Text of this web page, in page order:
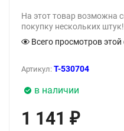
На этот товар возможна
покупку нескольких штук!
Всего просмотров
Артикул: T-530704
в наличии
1 141 ₽